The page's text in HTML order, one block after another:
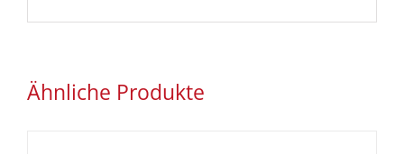
Ähnliche Produkte